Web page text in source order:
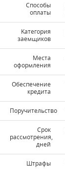
Способы
оплаты
Kатегория
заемщиков
Места
оформления
Обеспечение
кредита
Поручительство
Срок
рассмотрения,
дней
Штрафы